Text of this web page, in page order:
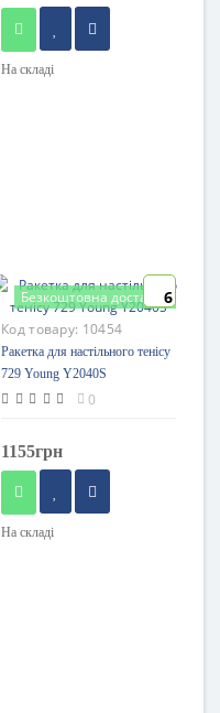
На складі
Безкоштовна доставка6
Код товару: 10454
Ракетка для настільного тенісу
729 Young Y2040S
0
1155грн
На складі